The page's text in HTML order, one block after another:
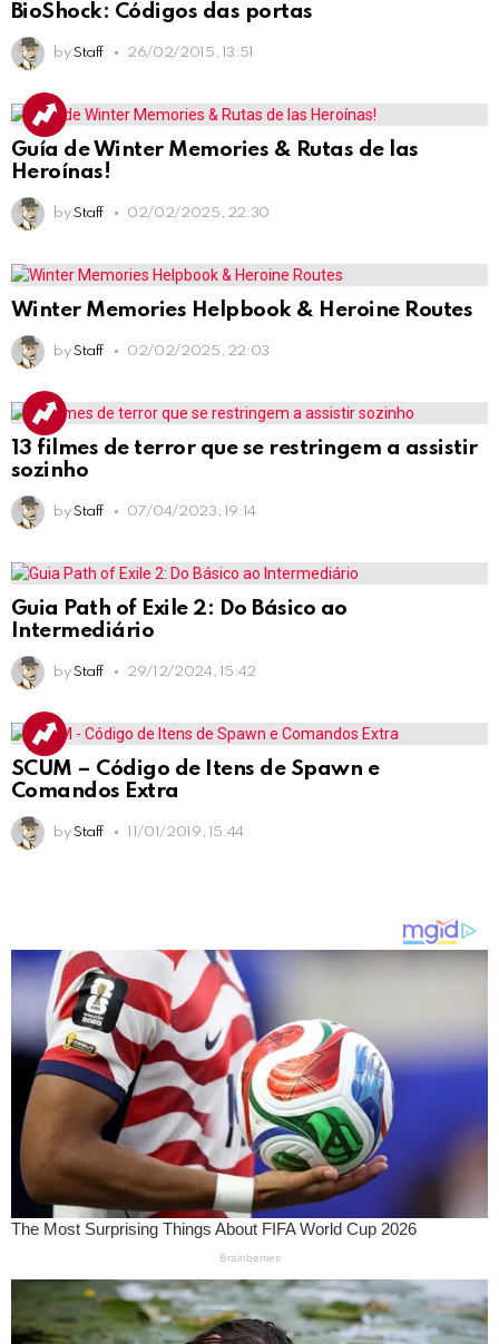
BioShock: Códigos das portas
by Staff 26/02/2015, 13:51
Guía de Winter Memories & Rutas de las
Heroínas!
by Staff 02/02/2025, 22:30
Winter Memories Helpbook & Heroine Routes
by Staff 02/02/2025, 22:03
13 filmes de terror que se restringem a assistir
sozinho
by Staff 07/04/2023, 19:14
Guia Path of Exile 2: Do Básico ao
Intermediário
by Staff 29/12/2024, 15:42
SCUM – Código de Itens de Spawn e
Comandos Extra
by Staff 11/01/2019, 15:44